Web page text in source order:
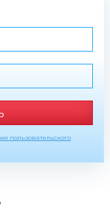
пользовательского